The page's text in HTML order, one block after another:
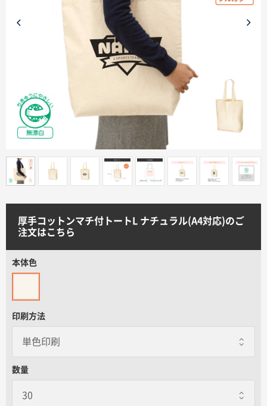
商品カテゴリーから探す
ターゲットから探す
イベントから探す
印刷色から探す
初めての方へ
ご注文の流れ
データ入稿ガイド
再注文について
厚手コットンマチ付トートL ナチュラル(A4対応)のご
注文はこちら
本体色
印刷方法
数量